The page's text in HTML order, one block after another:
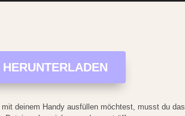
deinem Handy ausfüllen möchtest, musst du das